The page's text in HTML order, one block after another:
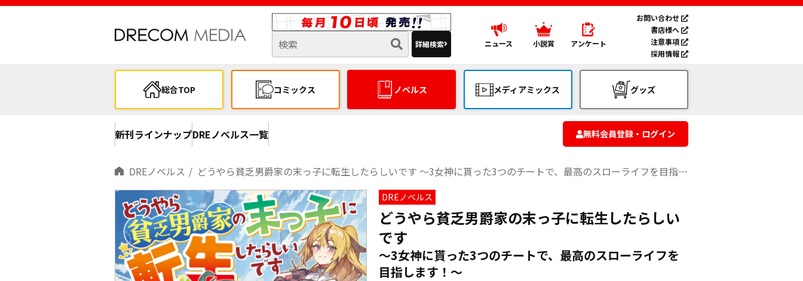
詳細検索 ニュース 小説賞 アンケート
お問い合わせ
書店様へ
注意事項
採用情報
総合TOP コミックス ノベルス メディアミックス グッズ
新刊ラインナップDREノベルス一覧 無料会員登録・ログイン
DREノベルス どうやら貧乏男爵家の末っ子に転生したらしいです ～3女神に貰った3つのチートで、最高のスローライフを目指します！～
DREノベルス
どうやら貧乏男爵家の末っ子に転生したらしい
です
～3女神に貰った3つのチートで、最高のスローライフを
目指します！～